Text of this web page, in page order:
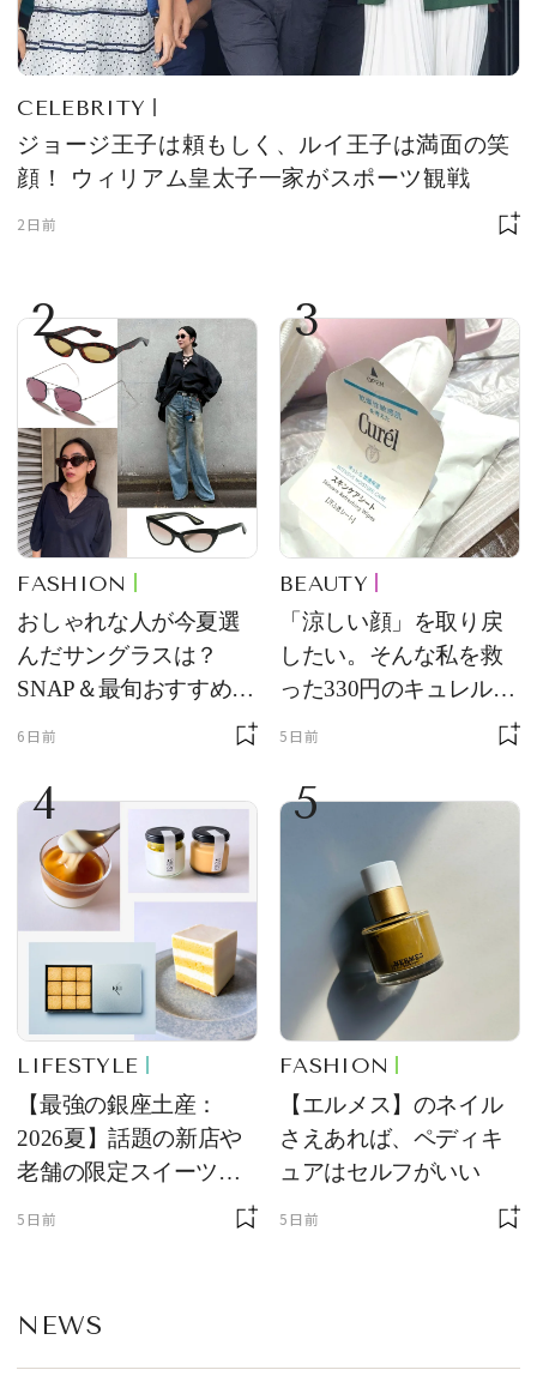
CELEBRITY
ジョージ王子は頼もしく、ルイ王子は満面の笑
顔！ ウィリアム皇太子一家がスポーツ観戦
2日前
2
FASHION
おしゃれな人が今夏選
んだサングラスは？
SNAP＆最旬おすすめサ
6日前
3
BEAUTY
「涼しい顔」を取り戻
したい。そんな私を救
った330円のキュレル名
5日前
4
LIFESTYLE
【最強の銀座土産：
2026夏】話題の新店や
老舗の限定スイーツを
ゲット【＃SPURおやつ
5日前
5
FASHION
【エルメス】のネイル
さえあれば、ペディキ
ュアはセルフがいい
5日前
NEWS